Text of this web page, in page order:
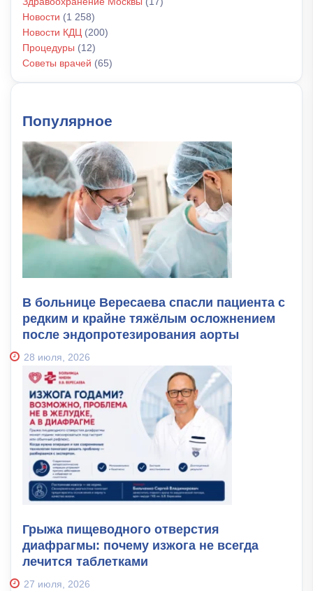
Новости (1 258)
Новости КДЦ (200)
Процедуры (12)
Советы врачей (65)
Популярное
В больнице Вересаева спасли пациента с
редким и крайне тяжёлым осложнением
после эндопротезирования аорты
28 июля, 2026
Грыжа пищеводного отверстия
диафрагмы: почему изжога не всегда
лечится таблетками
27 июля, 2026